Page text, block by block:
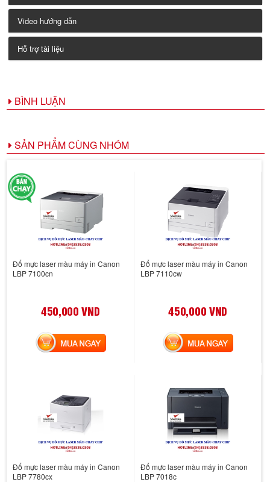
Video hướng dẫn
Hỗ trợ tài liệu
BÌNH LUẬN
SẢN PHẨM CÙNG NHÓM
Đổ mực laser màu máy in Canon
LBP 7100cn
450,000 VND
MUA NGAY
Đổ mực laser màu máy in Canon
LBP 7110cw
450,000 VND
MUA NGAY
Đổ mực laser màu máy in Canon
LBP 7780cx
Đổ mực laser màu máy in Canon
LBP 7018c